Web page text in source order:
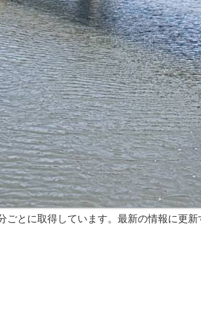
とに取得しています。最新の情報に更新